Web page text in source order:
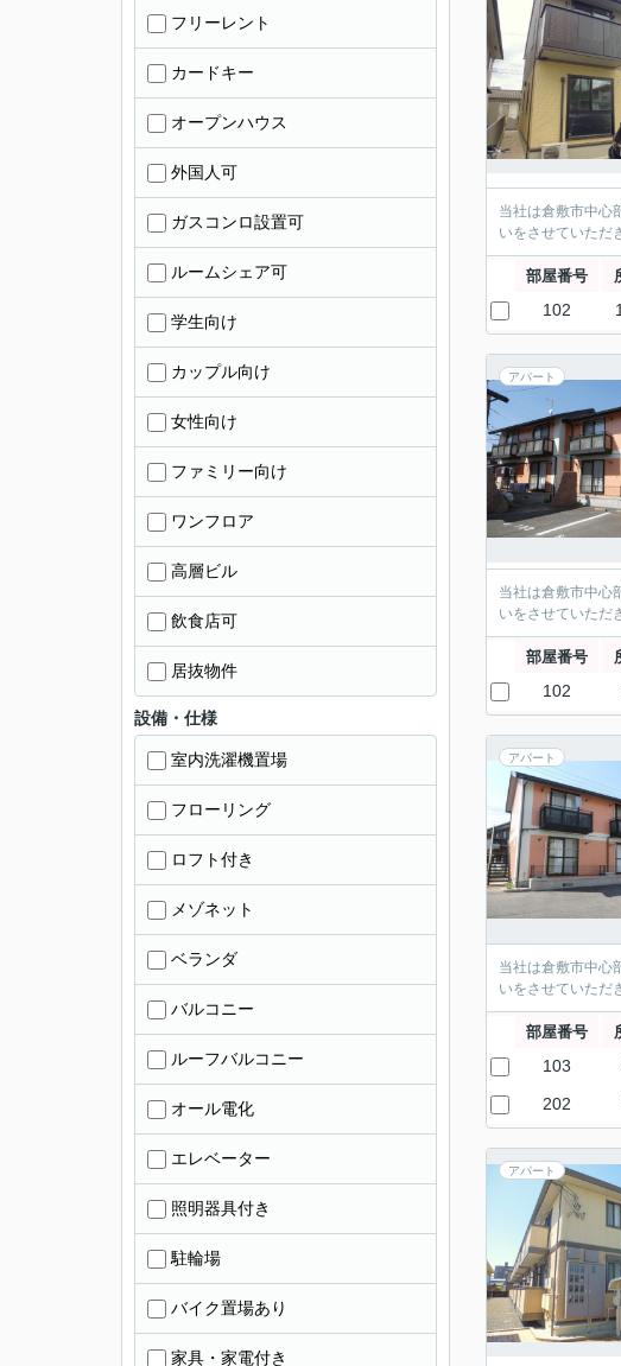
当社は倉敷市中心
いをさせていただ
部屋番号
102
アパート
当社は倉敷市中心
いをさせていただ
部屋番号
102
アパート
当社は倉敷市中心
いをさせていただ
部屋番号
103
202
アパート
フリーレント
カードキー
オープンハウス
外国人可
ガスコンロ設置可
ルームシェア可
学生向け
カップル向け
女性向け
ファミリー向け
ワンフロア
高層ビル
飲食店可
居抜物件
設備・仕様
室内洗濯機置場
フローリング
ロフト付き
メゾネット
ベランダ
バルコニー
ルーフバルコニー
オール電化
エレベーター
照明器具付き
駐輪場
バイク置場あり
家具・家電付き